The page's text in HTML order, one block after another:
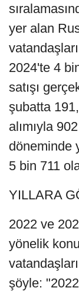
yer alan
2024'te 4
satışı
şubatta
alımıyla
döneminde
5 bin 711
YILLARA
2022 ve
yönelik
şöyle: